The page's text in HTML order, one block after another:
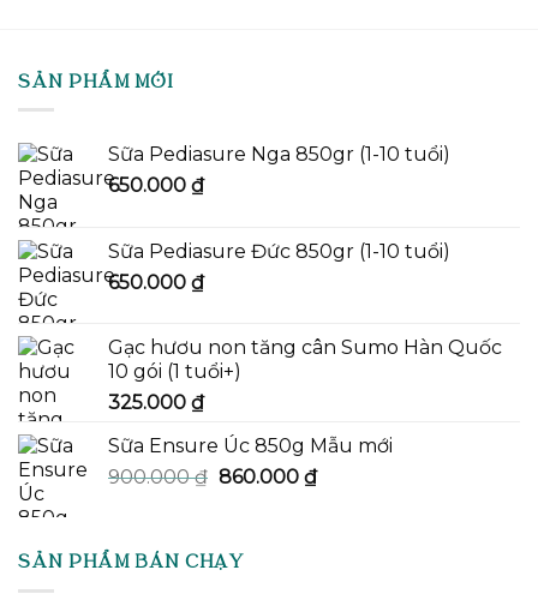
SẢN PHẨM MỚI
Sữa Pediasure Nga 850gr (1-10 tuổi)
650.000 ₫
Sữa Pediasure Đức 850gr (1-10 tuổi)
650.000 ₫
Gạc hươu non tăng cân Sumo Hàn Quốc
10 gói (1 tuổi+)
325.000 ₫
Sữa Ensure Úc 850g Mẫu mới
900.000₫ Giá
900.000 ₫.
860.000 ₫Giá
SẢN PHẨM BÁN CHẠY